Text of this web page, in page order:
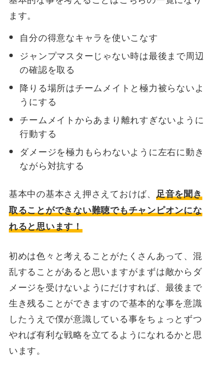
ます。
自分の得意なキャラを使いこなす
ジャンプマスターじゃない時は最後まで周辺
の確認を取る
降りる場所はチームメイトと極力被らないよ
うにする
チームメイトからあまり離れすぎないように
行動する
ダメージを極力もらわないように左右に動き
ながら対抗する
基本中の基本さえ押さえておけば、 足音を聞き
取ることができない難聴でもチャンピオンにな
れると思います！
初めは色々と考えることがたくさんあって、混
乱することがあると思いますがまずは敵からダ
メージを受けないようにだけすれば、最後まで
生き残ることができますので基本的な事を意識
したうえで僕が意識している事をちょっとずつ
やれば有利な戦略を立てるようになれるかと思
います。